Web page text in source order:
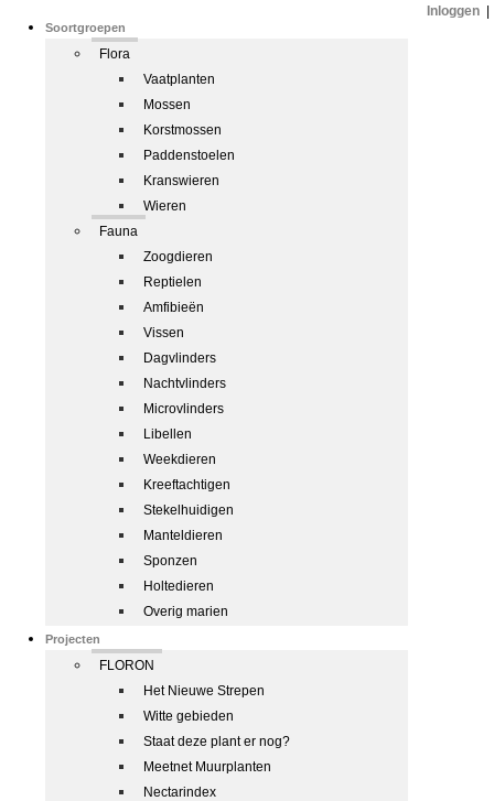
Soortgroepen
Flora
Vaatplanten
Mossen
Korstmossen
Paddenstoelen
Kranswieren
Wieren
Fauna
Zoogdieren
Reptielen
Amfibieën
Vissen
Dagvlinders
Nachtvlinders
Microvlinders
Libellen
Weekdieren
Kreeftachtigen
Stekelhuidigen
Manteldieren
Sponzen
Holtedieren
Overig marien
Projecten
FLORON
Het Nieuwe Strepen
Witte gebieden
Staat deze plant er nog?
Meetnet Muurplanten
Nectarindex
Inloggen